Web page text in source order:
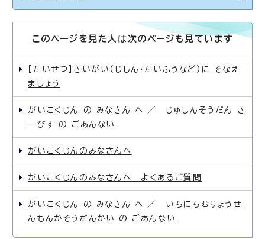
このページを見た人は次のページも見ています
【たいせつ】さいがい（じしん・たいふうなど）に そなえ
ましょう
がいこくじん の みなさん へ ／ じゅしんそうだん さ
ーびす の ごあんない
がいこくじんのみなさんへ
がいこくじんのみなさんへ よくあるご質問
がいこくじん の みなさん へ ／ いちにちむりょうせ
んもんかそうだんかい の ごあんない